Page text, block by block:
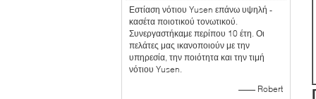
Εστίαση νότιου Yusen επάνω υψηλή -
κασέτα ποιοτικού τονωτικού.
Συνεργαστήκαμε περίπου 10 έτη. Οι
πελάτες μας ικανοποιούν με την
υπηρεσία, την ποιότητα και την τιμή
νότιου Yusen.
—— Robert